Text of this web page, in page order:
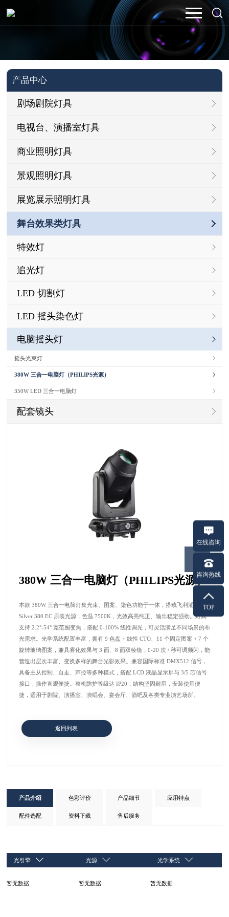
产品中心
剧场剧院灯具
电视台、演播室灯具
商业照明灯具
景观照明灯具
展览展示照明灯具
舞台效果类灯具
特效灯
追光灯
LED 切割灯
LED 摇头染色灯
电脑摇头灯
摇头光束灯
380W 三合一电脑灯（PHILIPS光源）
350W LED 三合一电脑灯
配套镜头
380W 三合一电脑灯（PHILIPS光源）
本款 380W 三合一电脑灯集光束、图案、染色功能于一体，搭载飞利浦 MSD
Silver 380 EC 原装光源，色温 7500K，光效高亮纯正、输出稳定强劲。灯具
支持 2.2°-54° 宽范围变焦，搭配 0-100% 线性调光，可灵活满足不同场景的布
光需求。光学系统配置丰富，拥有 9 色盘 + 线性 CTO、11 个固定图案 + 7 个
旋转玻璃图案，兼具雾化效果与 3 面、8 面双棱镜，0-20 次 / 秒可调频闪，能
营造出层次丰富、变换多样的舞台光影效果。兼容国际标准 DMX512 信号，
具备主从控制、自走、声控等多种模式，搭配 LCD 液晶显示屏与 3/5 芯信号
接口，操作直观便捷。整机防护等级达 IP20，结构坚固耐用，安装使用便
捷，适用于剧院、演播室、演唱会、宴会厅、酒吧及各类专业演艺场所。
返回列表
产品介绍 色彩评价 产品细节 应用特点
配件选配 资料下载 售后服务
光引擎
暂无数据
光源
暂无数据
光学系统
暂无数据
在线咨询
咨询热线
TOP